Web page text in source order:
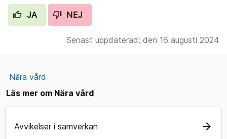
JA NEJ
Senast uppdaterad: den 16 augusti 2024
Nära vård
Läs mer om Nära vård
Avvikelser i samverkan arrow_forward